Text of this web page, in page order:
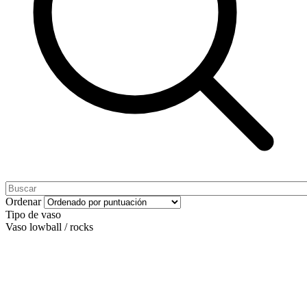
Ordenar
Tipo de vaso
Vaso lowball / rocks